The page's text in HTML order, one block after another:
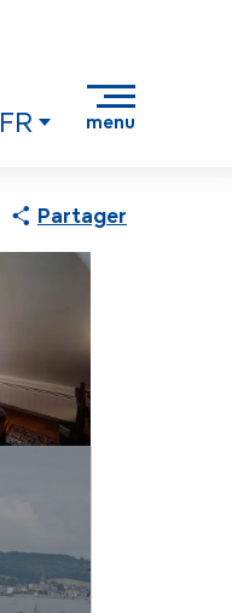
FR menu
Partager